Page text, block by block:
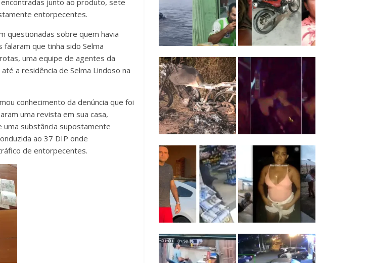
junto ao produto, sete
entorpecentes.
questionadas sobre quem havia
que tinha sido Selma
uma equipe de agentes da
a residência de Selma Lindoso na
conhecimento da denúncia que foi
uma revista em sua casa,
substância supostamente
ao 37 DIP onde
de entorpecentes.